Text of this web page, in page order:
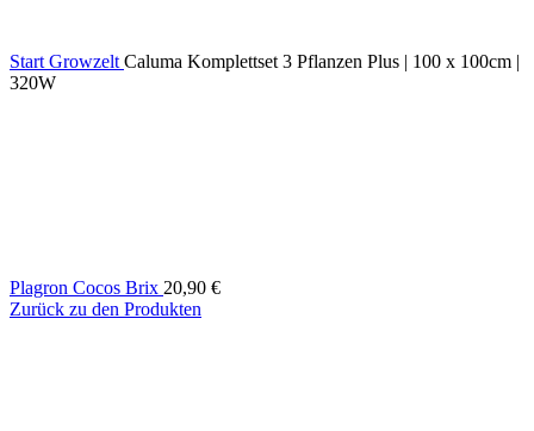
Start Growzelt Caluma Komplettset 3 Pflanzen Plus | 100 x 100cm |
320W
Plagron Cocos Brix 20,90 €
Zurück zu den Produkten